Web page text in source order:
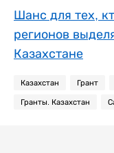
Шанс для тех,
регионов
Казахстане
Казахстан Грант
Гранты. Казахстан